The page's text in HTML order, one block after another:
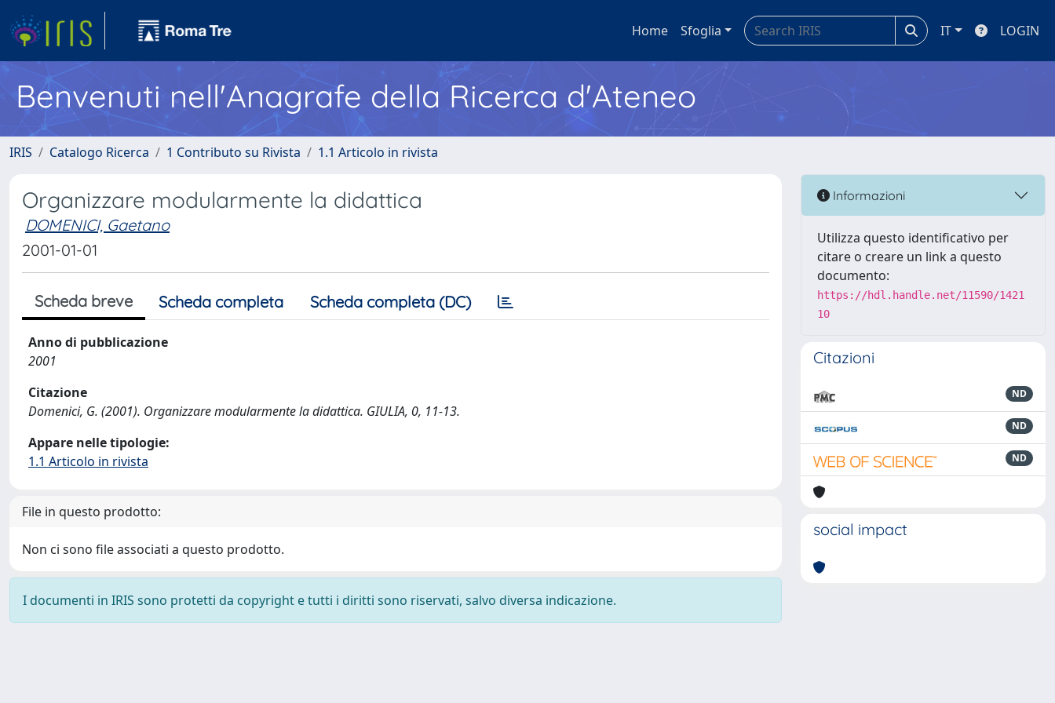
Home Sfoglia IT LOGIN
Benvenuti nell'Anagrafe della Ricerca d'Ateneo
IRIS Catalogo Ricerca 1 Contributo su Rivista 1.1 Articolo in rivista
Organizzare modularmente la didattica
DOMENICI, Gaetano
2001-01-01
Scheda breve Scheda completa Scheda completa (DC)
Anno di pubblicazione
2001
Citazione
Domenici, G. (2001). Organizzare modularmente la didattica. GIULIA, 0, 11-13.
Appare nelle tipologie:
1.1 Articolo in rivista
File in questo prodotto:
Non ci sono file associati a questo prodotto.
I documenti in IRIS sono protetti da copyright e tutti i diritti sono riservati, salvo diversa indicazione.
Informazioni
Utilizza questo identificativo per
citare o creare un link a questo
documento:
https://hdl.handle.net/11590/1421
10
Citazioni
ND
ND
ND
social impact